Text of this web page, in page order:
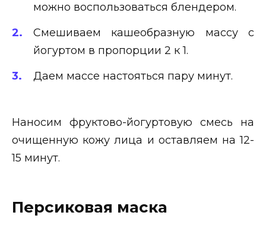
можно воспользоваться блендером.
Смешиваем кашеобразную массу с
йогуртом в пропорции 2 к 1.
Даем массе настояться пару минут.
Наносим фруктово-йогуртовую смесь на
очищенную кожу лица и оставляем на 12-
15 минут.
Персиковая маска